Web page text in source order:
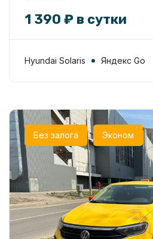
1 390 ₽ в сутки
Hyundai Solaris Яндекс Go
Без залога Эконом